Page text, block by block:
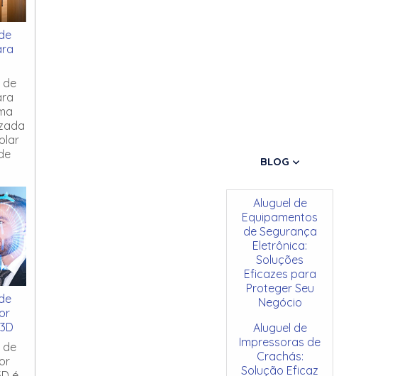
de
de
BLOG
Aluguel de
Equipamentos
de Segurança
Eletrônica:
Soluções
Eficazes para
Proteger Seu
Negócio
Aluguel de
Impressoras de
Crachás:
Solução Eficaz